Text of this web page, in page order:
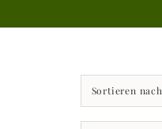
Sortieren nach